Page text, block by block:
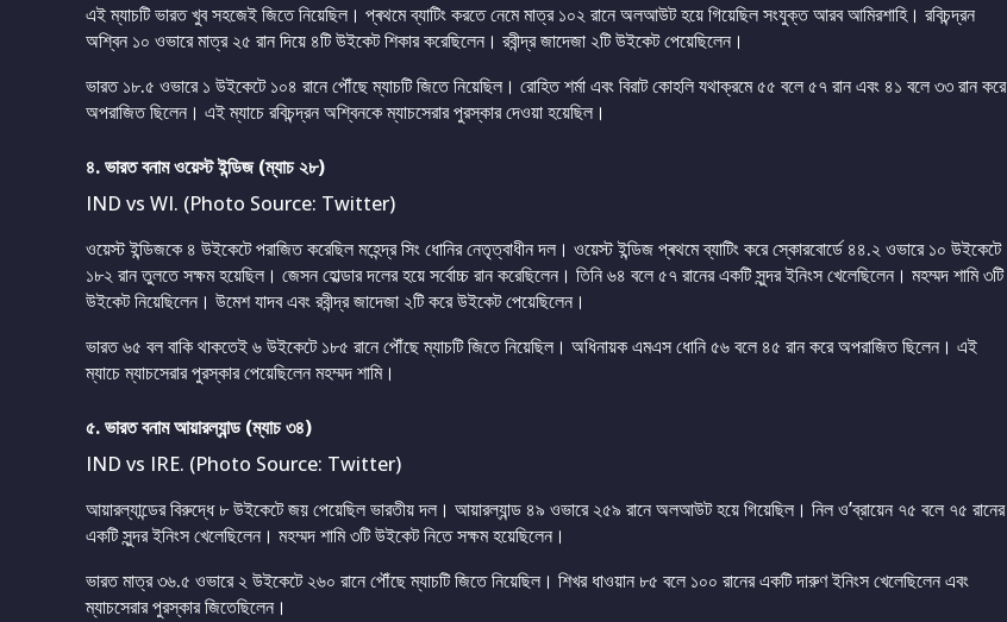
এই ম্যাচটি ভারত খুব সহজেই জিতে নিয়েছিল। প্ৰথমে ব্যাটিং করতে নেমে মাত্র ১০২ রানে অলআউট হয়ে গিয়েছিল সংযুক্ত আরব আমিরশাহি। রবিচন্দ্রন
অশ্বিন ১০ ওভারে মাত্র ২৫ রান দিয়ে ৪টি উইকেট শিকার করেছিলেন। রবীন্দ্র জাদেজা ২টি উইকেট পেয়েছিলেন।
ভারত ১৮.৫ ওভারে ১ উইকেটে ১০৪ রানে পৌঁছে ম্যাচটি জিতে নিয়েছিল। রোহিত শর্মা এবং বিরাট কোহলি যথাক্রমে ৫৫ বলে ৫৭ রান এবং ৪১ বলে ৩৩ রান করে
অপরাজিত ছিলেন। এই ম্যাচে রবিচন্দ্রন অশ্বিনকে ম্যাচসেরার পুরস্কার দেওয়া হয়েছিল।
৪. ভারত বনাম ওয়েস্ট ইন্ডিজ (ম্যাচ ২৮)
IND vs WI. (Photo Source: Twitter)
ওয়েস্ট ইন্ডিজকে ৪ উইকেটে পরাজিত করেছিল মহেন্দ্র সিং ধোনির নেতৃত্বাধীন দল। ওয়েস্ট ইন্ডিজ প্ৰথমে ব্যাটিং করে স্কোরবোর্ডে ৪৪.২ ওভারে ১০ উইকেটে
১৮২ রান তুলতে সক্ষম হয়েছিল। জেসন হোল্ডার দলের হয়ে সর্বোচ্চ রান করেছিলেন। তিনি ৬৪ বলে ৫৭ রানের একটি সুন্দর ইনিংস খেলেছিলেন। মহম্মদ শামি ৩টি
উইকেট নিয়েছিলেন। উমেশ যাদব এবং রবীন্দ্র জাদেজা ২টি করে উইকেট পেয়েছিলেন।
ভারত ৬৫ বল বাকি থাকতেই ৬ উইকেটে ১৮৫ রানে পৌঁছে ম্যাচটি জিতে নিয়েছিল। অধিনায়ক এমএস ধোনি ৫৬ বলে ৪৫ রান করে অপরাজিত ছিলেন। এই
ম্যাচে ম্যাচসেরার পুরস্কার পেয়েছিলেন মহম্মদ শামি।
৫. ভারত বনাম আয়ারল্যান্ড (ম্যাচ ৩৪)
IND vs IRE. (Photo Source: Twitter)
আয়ারল্যান্ডের বিরুদ্ধে ৮ উইকেটে জয় পেয়েছিল ভারতীয় দল। আয়ারল্যান্ড ৪৯ ওভারে ২৫৯ রানে অলআউট হয়ে গিয়েছিল। নিল ও’ব্রায়েন ৭৫ বলে ৭৫ রানের
একটি সুন্দর ইনিংস খেলেছিলেন। মহম্মদ শামি ৩টি উইকেট নিতে সক্ষম হয়েছিলেন।
ভারত মাত্র ৩৬.৫ ওভারে ২ উইকেটে ২৬০ রানে পৌঁছে ম্যাচটি জিতে নিয়েছিল। শিখর ধাওয়ান ৮৫ বলে ১০০ রানের একটি দারুণ ইনিংস খেলেছিলেন এবং
ম্যাচসেরার পুরস্কার জিতেছিলেন।